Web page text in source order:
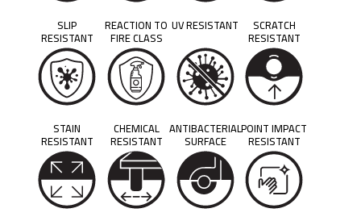
SCRATCH
RESISTANT
UV RESISTANT
REACTION TO
FIRE CLASS
SLIP
RESISTANT
POINT IMPACT
RESISTANT
ANTIBACTERIAL
SURFACE
CHEMICAL
RESISTANT
STAIN
RESISTANT